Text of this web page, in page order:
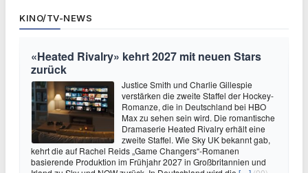
KINO/TV-NEWS
«Heated Rivalry» kehrt 2027 mit neuen Stars
zurück
Justice Smith und Charlie Gillespie
verstärken die zweite Staffel der Hockey-
Romanze, die in Deutschland bei HBO
Max zu sehen sein wird. Die romantische
Dramaserie Heated Rivalry erhält eine
zweite Staffel. Wie Sky UK bekannt gab,
kehrt die auf Rachel Reids „Game Changers“-Romanen
basierende Produktion im Frühjahr 2027 in Großbritannien und